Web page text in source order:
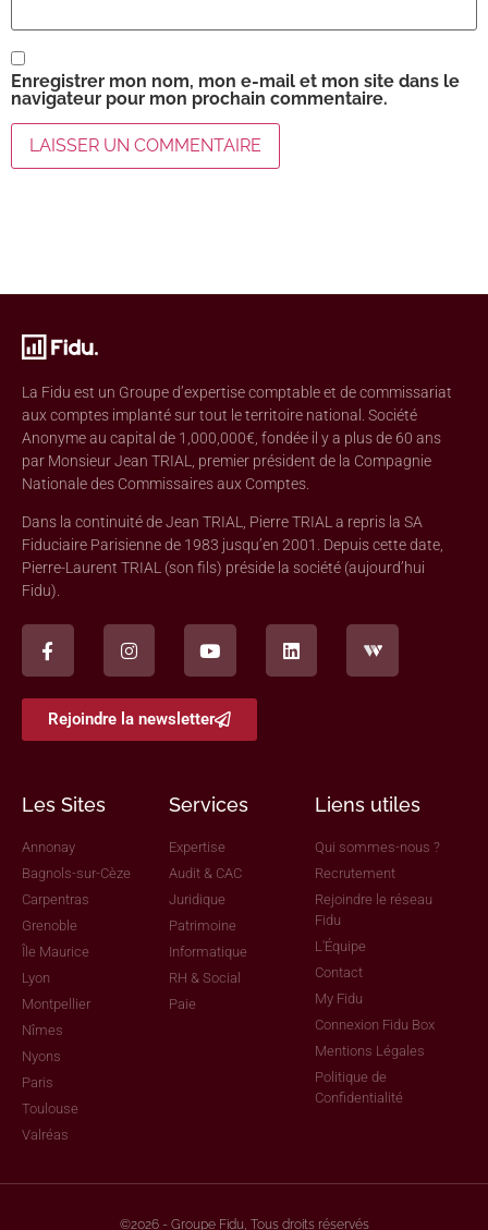
Enregistrer mon nom, mon e-mail et mon site dans le
navigateur pour mon prochain commentaire.
La Fidu est un Groupe d’expertise comptable et de commissariat
aux comptes implanté sur tout le territoire national. Société
Anonyme au capital de 1,000,000€, fondée il y a plus de 60 ans
par Monsieur Jean TRIAL, premier président de la Compagnie
Nationale des Commissaires aux Comptes.
Dans la continuité de Jean TRIAL, Pierre TRIAL a repris la SA
Fiduciaire Parisienne de 1983 jusqu’en 2001. Depuis cette date,
Pierre-Laurent TRIAL (son fils) préside la société (aujourd’hui
Fidu).
Rejoindre la newsletter
Les Sites
Annonay
Bagnols-sur-Cèze
Carpentras
Grenoble
Île Maurice
Lyon
Montpellier
Nîmes
Nyons
Paris
Toulouse
Valréas
Services
Expertise
Audit & CAC
Juridique
Patrimoine
Informatique
RH & Social
Paie
Liens utiles
Qui sommes-nous ?
Recrutement
Rejoindre le réseau
Fidu
L'Équipe
Contact
My Fidu
Connexion Fidu Box
Mentions Légales
Politique de
Confidentialité
©2026 - Groupe Fidu, Tous droits réservés